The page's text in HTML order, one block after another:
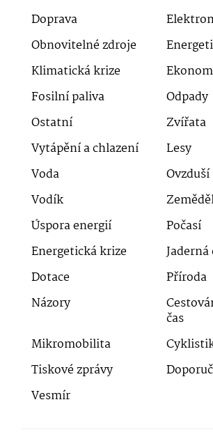
Doprava
Obnovitelné zdroje
Klimatická krize
Fosilní paliva
Odpady
Ostatní
Zvířata
Vytápění a chlazení
Lesy
Voda
Ovzduší
Vodík
Úspora energií
Počasí
Energetická krize
Dotace
Příroda
Názory
čas
Mikromobilita
Tiskové zprávy
Vesmír